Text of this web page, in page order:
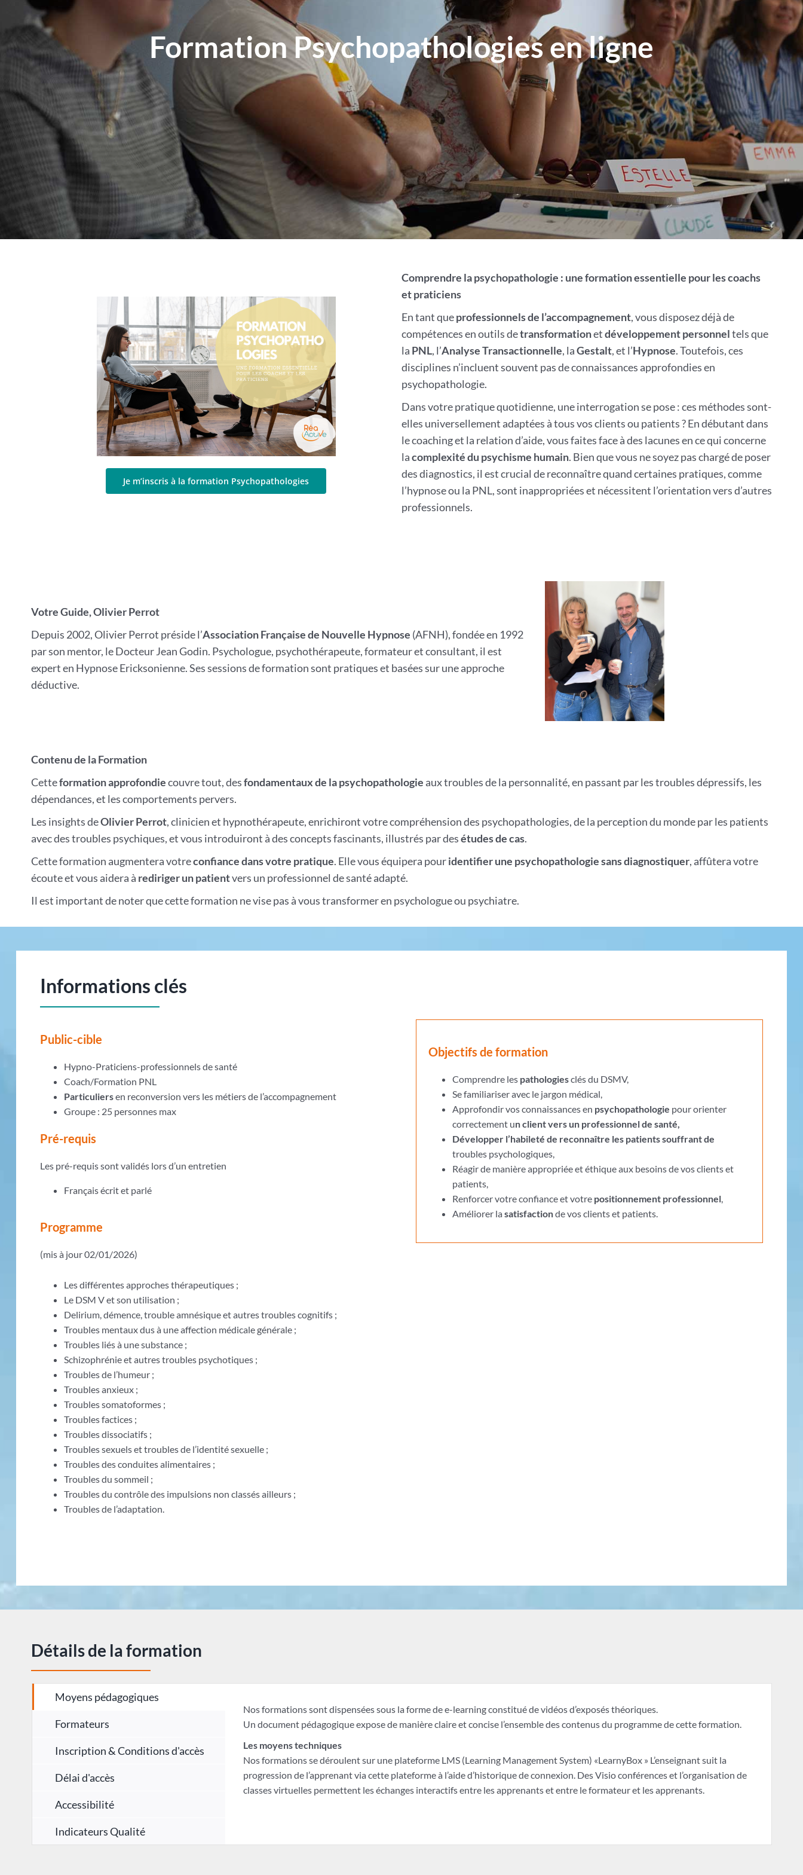
Formation Psychopathologies en ligne
Je m’inscris à la formation Psychopathologies
Comprendre la psychopathologie : une formation essentielle pour les coachs
et praticiens
En tant queprofessionnels de l’accompagnement, vous disposez déjà de
compétences en outils detransformationetdéveloppement personneltels que
la PNL, l’Analyse Transactionnelle, laGestalt, et l’Hypnose. Toutefois, ces
disciplines n’incluent souvent pas de connaissances approfondies en
psychopathologie.
Dans votre pratique quotidienne, une interrogation se pose : ces méthodes sont-
elles universellement adaptées à tous vos clients ou patients ? En débutant dans
le coaching et la relation d’aide, vous faites face à des lacunes en ce qui concerne
lacomplexité du psychisme humain. Bien que vous ne soyez pas chargé de poser
des diagnostics, il est crucial de reconnaître quand certaines pratiques, comme
l’hypnose ou la PNL, sont inappropriées et nécessitent l’orientation vers d’autres
professionnels.
Votre Guide, Olivier Perrot
Depuis 2002, Olivier Perrot préside l’Association Française de Nouvelle Hypnose (AFNH), fondée en 1992
par son mentor, le Docteur Jean Godin. Psychologue, psychothérapeute, formateur et consultant, il est
expert en Hypnose Ericksonienne. Ses sessions de formation sont pratiques et basées sur une approche
déductive.
Contenu de la Formation
Cetteformation approfondiecouvre tout, desfondamentaux de la psychopathologie aux troubles de la personnalité, en passant par les troubles dépressifs, les
dépendances, et les comportements pervers.
Les insights deOlivier Perrot, clinicien et hypnothérapeute, enrichiront votre compréhension des psychopathologies, de la perception du monde par les patients
avec des troubles psychiques, et vous introduiront à des concepts fascinants, illustrés par desétudes de cas.
Cette formation augmentera votreconfiance dans votre pratique. Elle vous équipera pouridentifier une psychopathologie sans diagnostiquer, affûtera votre
écoute et vous aidera à rediriger un patientvers un professionnel de santé adapté.
Il est important de noter que cette formation ne vise pas à vous transformer en psychologue ou psychiatre.
Informations clés
Public-cible
Hypno-Praticiens-professionnels de santé
Coach/Formation PNL
Particuliersen reconversion vers les métiers de l’accompagnement
Groupe : 25 personnes max
Pré-requis
Les pré-requis sont validés lors d’un entretien
Français écrit et parlé
Programme
(mis à jour 02/01/2026)
Les différentes approches thérapeutiques ;
Le DSM V et son utilisation ;
Delirium, démence, trouble amnésique et autres troubles cognitifs ;
Troubles mentaux dus à une affection médicale générale ;
Troubles liés à une substance ;
Schizophrénie et autres troubles psychotiques ;
Troubles de l’humeur ;
Troubles anxieux ;
Troubles somatoformes ;
Troubles factices ;
Troubles dissociatifs ;
Troubles sexuels et troubles de l’identité sexuelle ;
Troubles des conduites alimentaires ;
Troubles du sommeil ;
Troubles du contrôle des impulsions non classés ailleurs ;
Troubles de l’adaptation.
Objectifs de formation
Comprendre les pathologiesclés du DSMV,
Se familiariser avec le jargon médical,
Approfondir vos connaissances en psychopathologie pour orienter
correctement un client vers un professionnel de santé,
Développer l’habileté de reconnaître les patients souffrant de
troubles psychologiques,
Réagir de manière appropriée et éthique aux besoins de vos clients et
patients,
Renforcer votre confiance et votre positionnement professionnel,
Améliorer lasatisfactionde vos clients et patients.
Détails de la formation
Moyens pédagogiques
Formateurs
Inscription & Conditions d'accès
Délai d'accès
Accessibilité
Indicateurs Qualité
Nos formations sont dispensées sous la forme de e-learning constitué de vidéos d’exposés théoriques.
Un document pédagogique expose de manière claire et concise l’ensemble des contenus du programme de cette formation.
Les moyens techniques
Nos formations se déroulent sur une plateforme LMS (Learning Management System) «LearnyBox » L’enseignant suit la
progression de l’apprenant via cette plateforme à l’aide d’historique de connexion. Des Visio conférences et l’organisation de
classes virtuelles permettent les échanges interactifs entre les apprenants et entre le formateur et les apprenants.